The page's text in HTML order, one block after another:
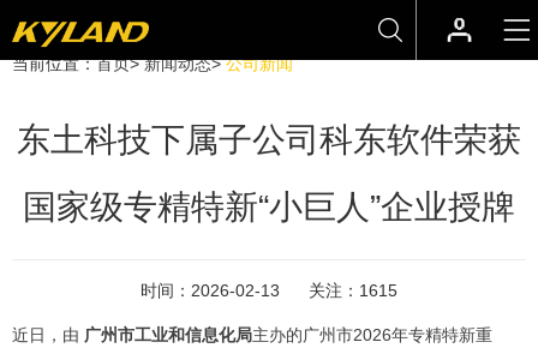
当前位置：首页>新闻动态>公司新闻
东土科技下属子公司科东软件荣获
国家级专精特新“小巨人”企业授牌
时间： 2026-02-13 关注： 1615
近日，由 广州市工业和信息化局主办的广州市2026年专精特新重